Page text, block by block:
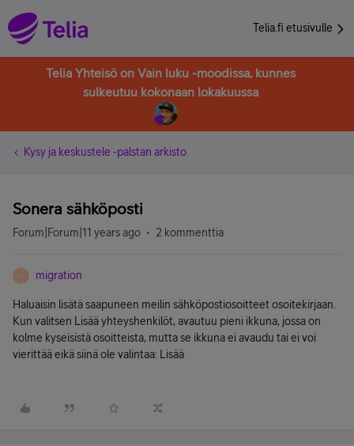
Telia.fi etusivulle
Telia Yhteisö on Vain luku -moodissa, kunnes
sulkeutuu kokonaan lokakuussa
Kysy ja keskustele -palstan arkisto
Sonera sähköposti
Forum|Forum|11 years ago 2 kommenttia
M migration
Haluaisin lisätä saapuneen meilin sähköpostiosoitteet osoitekirjaan.
Kun valitsen Lisää yhteyshenkilöt, avautuu pieni ikkuna, jossa on
kolme kyseisistä osoitteista, mutta se ikkuna ei avaudu tai ei voi
vierittää eikä siinä ole valintaa: Lisää